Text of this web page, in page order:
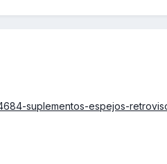
suplementos-espejos-